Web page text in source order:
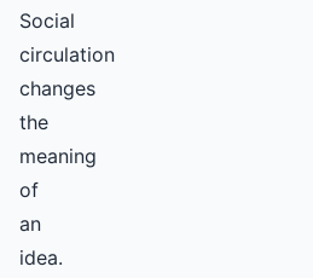
Social
circulation
changes
the
meaning
of
an
idea.